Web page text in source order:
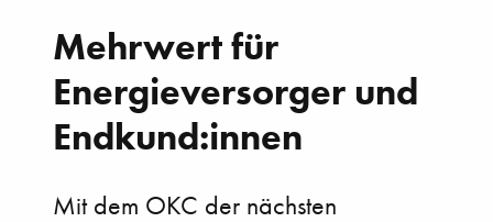
Mehrwert für
Energieversorger und
Endkund:innen
Mit dem OKC der nächsten